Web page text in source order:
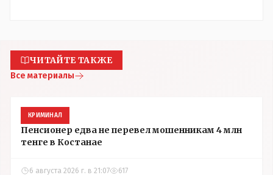
ЧИТАЙТЕ ТАКЖЕ
Все материалы
КРИМИНАЛ
Пенсионер едва не перевел мошенникам 4 млн
тенге в Костанае
6 августа 2026 г. в 21:07 617